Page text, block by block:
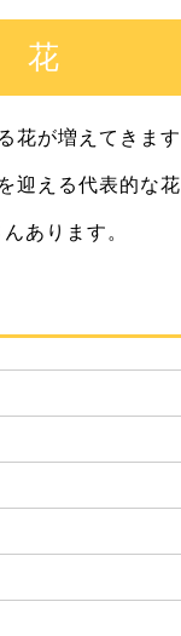
花
花が増えてきま
迎える代表的な
あります。